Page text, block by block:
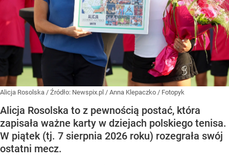
Alicja Rosolska / Źródło: Newspix.pl / Anna Klepaczko / Fotopyk
Alicja Rosolska to z pewnością postać, która
zapisała ważne karty w dziejach polskiego tenisa.
W piątek (tj. 7 sierpnia 2026 roku) rozegrała swój
ostatni mecz.